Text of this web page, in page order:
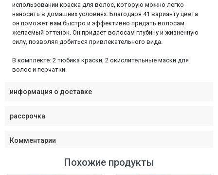
использовании краска для волос, которую можно легко
наносить в домашних условиях. Благодаря 41 варианту цвета
он поможет вам быстро и эффективно придать волосам
желаемый оттенок. Он придает волосам глубину и жизненную
силу, позволяя добиться привлекательного вида.
В комплекте: 2 тюбика краски, 2 окислительные маски для
волос и перчатки.
информация о доставке
рассрочка
Комментарии
Похожие продукты